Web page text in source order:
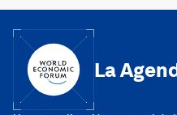
La